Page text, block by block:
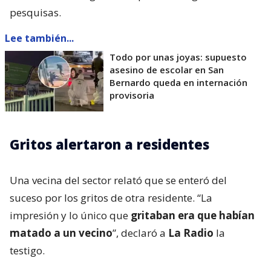
pesquisas.
Lee también...
Todo por unas joyas: supuesto
asesino de escolar en San
Bernardo queda en internación
provisoria
Gritos alertaron a residentes
Una vecina del sector relató que se enteró del
suceso por los gritos de otra residente. “La
impresión y lo único que gritaban era que habían
matado a un vecino”, declaró a La Radio la
testigo.